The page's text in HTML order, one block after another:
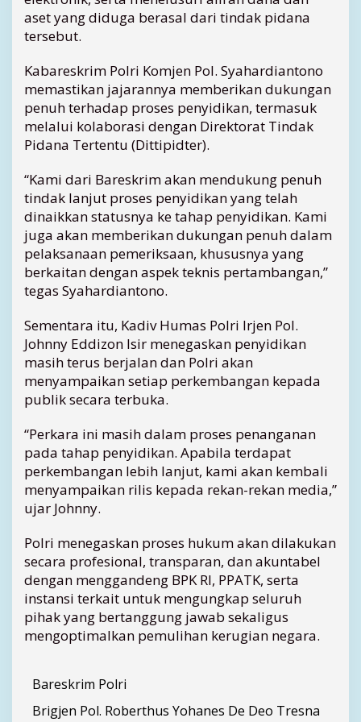
C
a
R
p
5
T
i
l
i
u
n
aset yang diduga berasal dari tindak pidana
tersebut.
Kabareskrim Polri Komjen Pol. Syahardiantono
memastikan jajarannya memberikan dukungan
penuh terhadap proses penyidikan, termasuk
melalui kolaborasi dengan Direktorat Tindak
Pidana Tertentu (Dittipidter).
“Kami dari Bareskrim akan mendukung penuh
tindak lanjut proses penyidikan yang telah
dinaikkan statusnya ke tahap penyidikan. Kami
juga akan memberikan dukungan penuh dalam
pelaksanaan pemeriksaan, khususnya yang
berkaitan dengan aspek teknis pertambangan,”
tegas Syahardiantono.
Sementara itu, Kadiv Humas Polri Irjen Pol.
Johnny Eddizon Isir menegaskan penyidikan
masih terus berjalan dan Polri akan
menyampaikan setiap perkembangan kepada
publik secara terbuka.
“Perkara ini masih dalam proses penanganan
pada tahap penyidikan. Apabila terdapat
perkembangan lebih lanjut, kami akan kembali
menyampaikan rilis kepada rekan-rekan media,”
ujar Johnny.
Polri menegaskan proses hukum akan dilakukan
secara profesional, transparan, dan akuntabel
dengan menggandeng BPK RI, PPATK, serta
instansi terkait untuk mengungkap seluruh
pihak yang bertanggung jawab sekaligus
mengoptimalkan pemulihan kerugian negara.
Bareskrim Polri
Brigjen Pol. Roberthus Yohanes De Deo Tresna